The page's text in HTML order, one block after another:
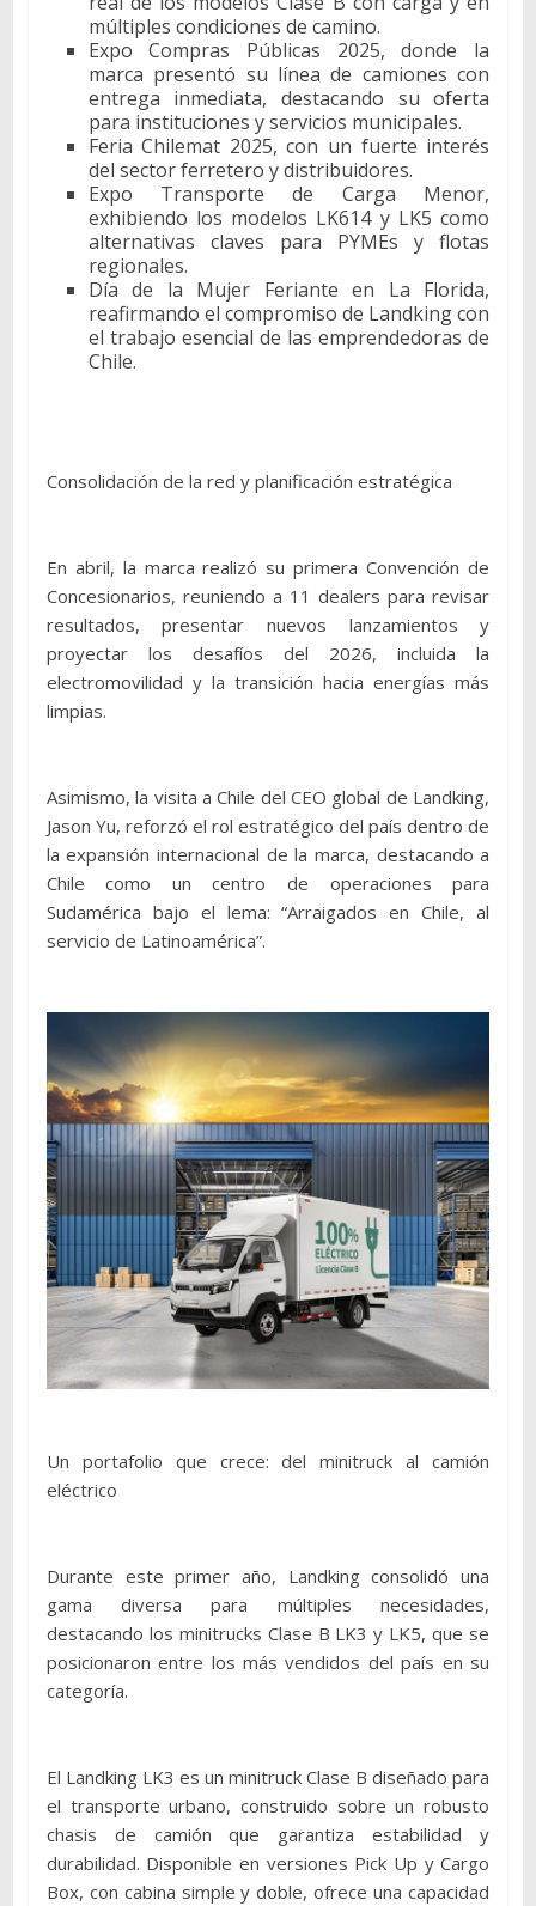
múltiples condiciones de camino.
Expo Compras Públicas 2025, donde la
marca presentó su línea de camiones con
entrega inmediata, destacando su oferta
para instituciones y servicios municipales.
Feria Chilemat 2025, con un fuerte interés
del sector ferretero y distribuidores.
Expo Transporte de Carga Menor,
exhibiendo los modelos LK614 y LK5 como
alternativas claves para PYMEs y flotas
regionales.
Día de la Mujer Feriante en La Florida,
reafirmando el compromiso de Landking con
el trabajo esencial de las emprendedoras de
Chile.
Consolidación de la red y planificación estratégica
En abril, la marca realizó su primera Convención de
Concesionarios, reuniendo a 11 dealers para revisar
resultados, presentar nuevos lanzamientos y
proyectar los desafíos del 2026, incluida la
electromovilidad y la transición hacia energías más
limpias.
Asimismo, la visita a Chile del CEO global de Landking,
Jason Yu, reforzó el rol estratégico del país dentro de
la expansión internacional de la marca, destacando a
Chile como un centro de operaciones para
Sudamérica bajo el lema: “Arraigados en Chile, al
servicio de Latinoamérica”.
Un portafolio que crece: del minitruck al camión
eléctrico
Durante este primer año, Landking consolidó una
gama diversa para múltiples necesidades,
destacando los minitrucks Clase B LK3 y LK5, que se
posicionaron entre los más vendidos del país en su
categoría.
El Landking LK3 es un minitruck Clase B diseñado para
el transporte urbano, construido sobre un robusto
chasis de camión que garantiza estabilidad y
durabilidad. Disponible en versiones Pick Up y Cargo
Box, con cabina simple y doble, ofrece una capacidad